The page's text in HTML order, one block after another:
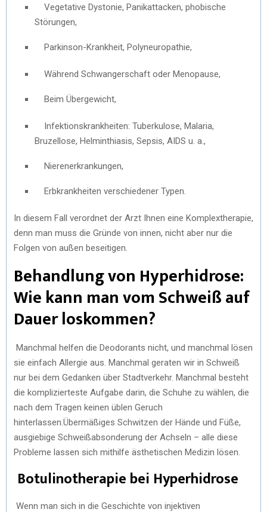
Vegetative Dystonie, Panikattacken, phobische
Störungen,
Parkinson-Krankheit, Polyneuropathie,
Während Schwangerschaft oder Menopause,
Beim Übergewicht,
Infektionskrankheiten: Tuberkulose, Malaria,
Bruzellose, Helminthiasis, Sepsis, AIDS u. a.,
Nierenerkrankungen,
Erbkrankheiten verschiedener Typen.
In diesem Fall verordnet der Arzt Ihnen eine Komplextherapie,
denn man muss die Gründe von innen, nicht aber nur die
Folgen von außen beseitigen.
Behandlung von Hyperhidrose:
Wie kann man vom Schweiß auf
Dauer loskommen?
Manchmal helfen die Deodorants nicht, und manchmal lösen
sie einfach Allergie aus. Manchmal geraten wir in Schweiß
nur bei dem Gedanken über Stadtverkehr. Manchmal besteht
die komplizierteste Aufgabe darin, die Schuhe zu wählen, die
nach dem Tragen keinen üblen Geruch
hinterlassen. Übermäßiges Schwitzen der Hände und Füße,
ausgiebige Schweißabsonderung der Achseln – alle diese
Probleme lassen sich mithilfe ästhetischen Medizin lösen.
Botulinotherapie bei Hyperhidrose
Wenn man sich in die Geschichte von injektiven